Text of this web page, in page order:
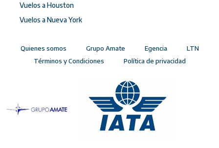
Vuelos a Houston
Vuelos a Nueva York
Quienes somos Grupo Amate Egencia
LTN
Términos y Condiciones
Política de privacidad